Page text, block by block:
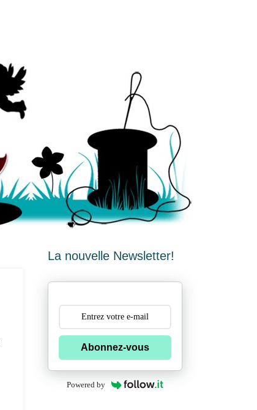
La nouvelle Newsletter!
Abonnez-vous
Powered by